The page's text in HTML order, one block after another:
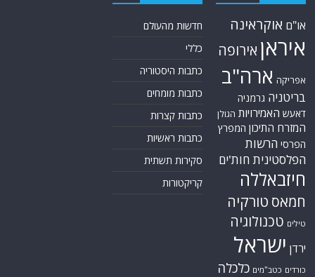
או"ם אוקראינה
איראן אירופה
אפריקה ארה"ב
בריטניה גרמניה
דאעש האמירויות הגולן
המזרח התיכון המפרץ
הפרסי הרשות
הפלסטינית חות'ים
חיזבאללה
חמאס טורקיה
טילים טכנולוגיה
ירדן ישראל
כורדים כטב"מים כלכלה
חדשות מהעולם
כללי
כתבות היסטוריה
כתבות מומחים
כתבות קצרות
כתבות ראשיות
סקירות תשתית
קריקטורות